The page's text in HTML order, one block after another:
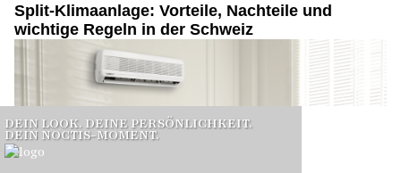
Split-Klimaanlage: Vorteile, Nachteile und
wichtige Regeln in der Schweiz